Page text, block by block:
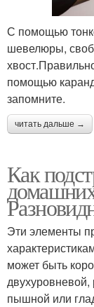
С помощью
шевелюры,
помощью
запомните.
читать дальше →
Как
Эти элементы
может быть
двухуровневой,
пышной или